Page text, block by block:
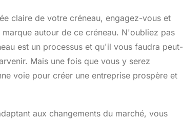
claire de votre créneau, engagez-vous et
autour de ce créneau. N'oubliez pas
est un processus et qu'il vous faudra peut-
Mais une fois que vous y serez
voie pour créer une entreprise prospère et
aux changements du marché, vous